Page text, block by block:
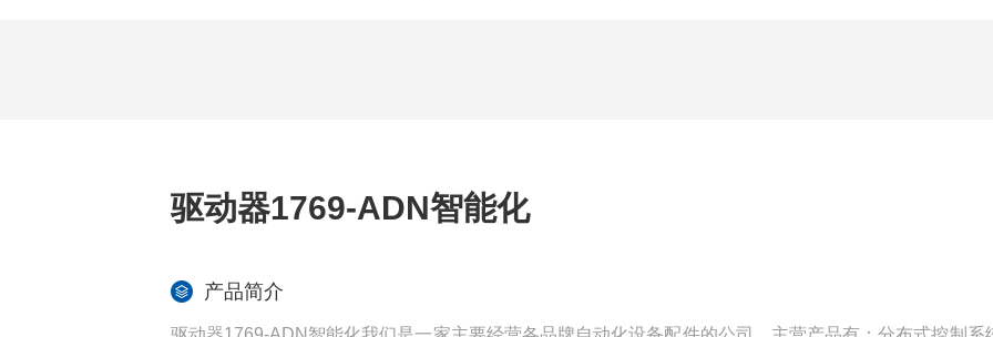
驱动器1769-ADN智能化
产品简介